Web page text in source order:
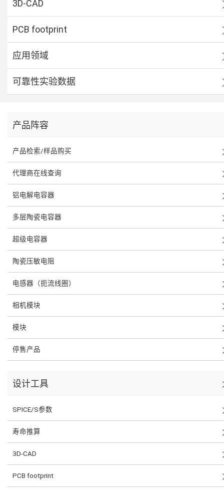
3D-CAD
PCB footprint
应用领域
可靠性实验数据
产品阵容
产品检索/样品购买
代理商在线查询
铝电解电容器
多层陶瓷电容器
超级电容器
陶瓷压敏电阻
电感器（扼流线圈）
相机模块
模块
停售产品
设计工具
SPICE/S参数
寿命推算
3D-CAD
PCB footprint